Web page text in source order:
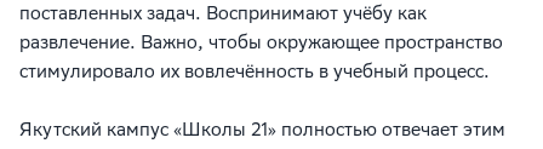
поставленных задач. Воспринимают учёбу как
развлечение. Важно, чтобы окружающее пространство
стимулировало их вовлечённость в учебный процесс.
Якутский кампус «Школы 21» полностью отвечает этим